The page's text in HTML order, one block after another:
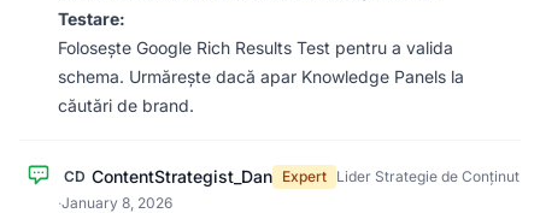
Testare:
Folosește Google Rich Results Test pentru a valida
schema. Urmărește dacă apar Knowledge Panels la
căutări de brand.
CD ContentStrategist_Dan Expert Lider Strategie de Conținut
·January 8, 2026